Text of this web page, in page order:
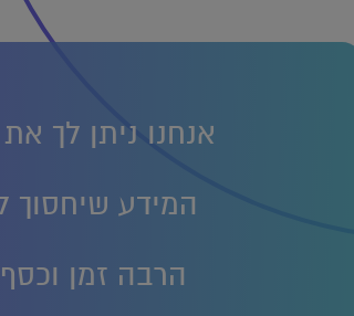
אנחנו ניתן לך
המידע שיחסוך
הרבה זמן